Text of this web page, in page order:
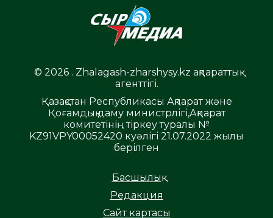
© 2026 . Zhalagash-zharshysy.kz ақпараттық
агенттігі.
Қазақстан Республикасы Ақпарат және
Қоғамдық даму министрлігі,Ақпарат
комитетінің тіркеу туралы №
KZ91VPY00052420 куәлігі 21.07.2022 жылы
берілген
Басшылық
Редакция
Сайт картасы